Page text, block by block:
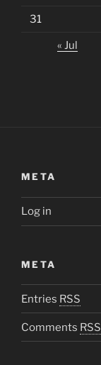
31
« Jul
META
Log in
META
Entries RSS
Comments RSS